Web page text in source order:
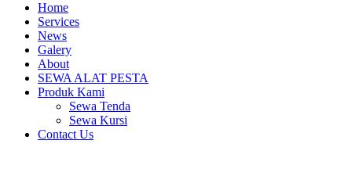
Home
Services
News
Galery
About
SEWA ALAT PESTA
Produk Kami
Sewa Tenda
Sewa Kursi
Contact Us